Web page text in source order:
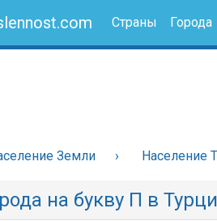
Страны Города
Земли Население
на букву П в